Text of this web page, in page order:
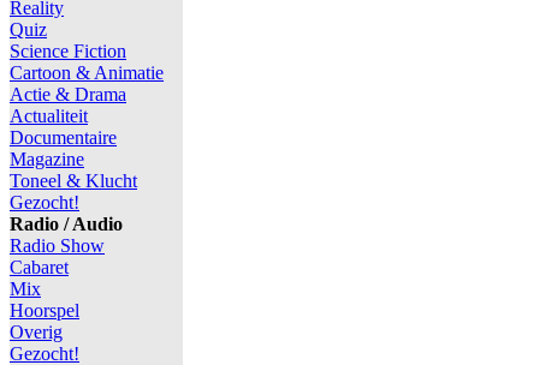
Reality
Quiz
Science Fiction
Cartoon & Animatie
Actie & Drama
Actualiteit
Documentaire
Magazine
Toneel & Klucht
Gezocht!
Radio / Audio
Radio Show
Cabaret
Mix
Hoorspel
Overig
Gezocht!